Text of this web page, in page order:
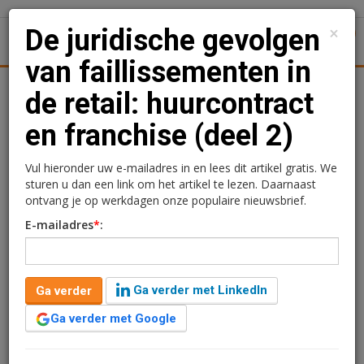
Nieuws Achtergronden
De juridische gevolgen
van faillissementen in de
retail: huurcontract en
franchise (deel 2)
Rogier Hentenaar
13 januari 2016 om 08:24
11 jaar geleden aangepast
3 minuten leestijd
Mr. Tim Boer en mr. Thijs Homveld van Labré
×
De juridische gevolgen
van faillissementen in
de retail: huurcontract
en franchise (deel 2)
Vul hieronder uw e-mailadres in en lees dit artikel gratis. We
sturen u dan een link om het artikel te lezen. Daarnaast
ontvang je op werkdagen onze populaire nieuwsbrief.
E-mailadres*:
Ga verder
Ga verder met LinkedIn
Ga verder met Google